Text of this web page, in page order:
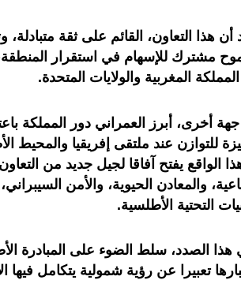
أن هذا التعاون، القائم على ثقة متبادلة،
مشترك للإسهام في استقرار
المغربية والولايات المتحدة.
أخرى، أبرز العمراني دور المملكة
للتوازن عند ملتقى إفريقيا والمحيط
الواقع يفتح آفاقا لجيل جديد من
والمعادن الحيوية، والأمن
التحتية الأطلسية.
هذا الصدد، سلط الضوء على المبادرة
تعبيرا عن رؤية شمولية يتكامل فيها